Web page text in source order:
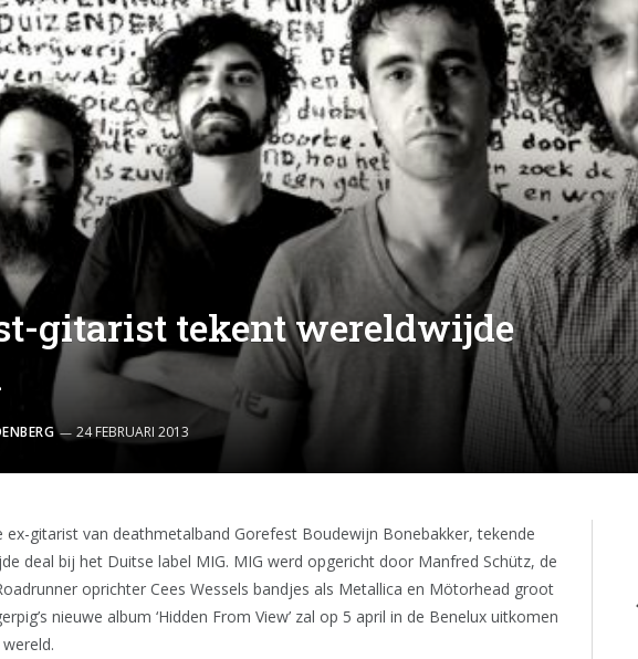
gitarist tekent wereldwijde
24 FEBRUARI 2013
ex-gitarist van deathmetalband Gorefest Boudewijn Bonebakker, tekende
deal bij het Duitse label MIG. MIG werd opgericht door Manfred Schütz, de
oprichter Cees Wessels bandjes als Metallica en Mötorhead groot
nieuwe album ‘Hidden From View’ zal op 5 april in de Benelux uitkomen